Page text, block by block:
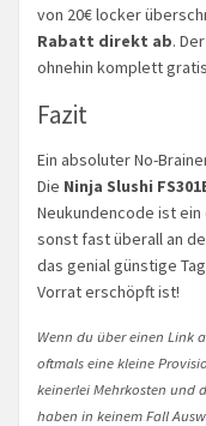
von 20€ locker
Rabatt direkt ab.
ohnehin komplett
Fazit
Ein absoluter No-
Die Ninja Slushi
Neukundencode ist
sonst fast überall an
das genial günstige
Vorrat erschöpft ist!
Wenn du über einen Link
oftmals eine kleine
keinerlei Mehrkosten und
haben in keinem Fall